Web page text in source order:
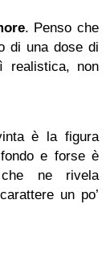
. Penso che
di una dose di
realistica, non
è la figura
e forse è
che ne rivela
un po’